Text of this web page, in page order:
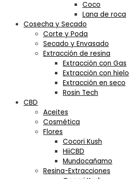
Coco
Lana de roca
Cosecha y Secado
Corte y Poda
Secado y Envasado
Extracción de resina
Extracción con Gas
Extracción con hielo
Extracción en seco
Rosin Tech
CBD
Aceites
Cosmética
Flores
Cocori Kush
HiiCBD
Mundocañamo
Resina-Extracciones